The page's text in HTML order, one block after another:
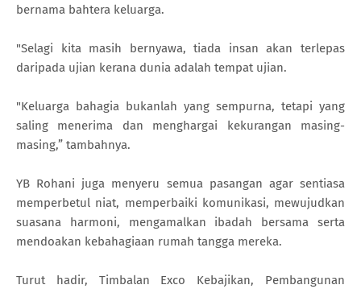
bernama bahtera keluarga.
"Selagi kita masih bernyawa, tiada insan akan terlepas
daripada ujian kerana dunia adalah tempat ujian.
"Keluarga bahagia bukanlah yang sempurna, tetapi yang
saling menerima dan menghargai kekurangan masing-
masing,” tambahnya.
YB Rohani juga menyeru semua pasangan agar sentiasa
memperbetul niat, memperbaiki komunikasi, mewujudkan
suasana harmoni, mengamalkan ibadah bersama serta
mendoakan kebahagiaan rumah tangga mereka.
Turut hadir, Timbalan Exco Kebajikan, Pembangunan